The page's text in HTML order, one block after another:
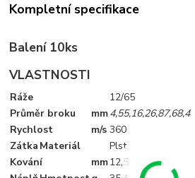
Kompletní specifikace
Balení 10ks
VLASTNOSTI
Ráže
12/65
Průměr broku
mm4,55,16,26,87,68,4
Rychlost
m/s 360
Zátka Materiál
Plst
Kování
mm12,5